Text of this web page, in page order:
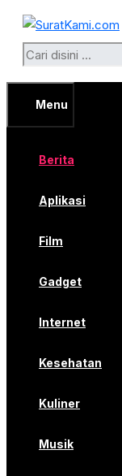
Langsung
Search
Menu
Berita
Aplikasi
Film
Gadget
Internet
Kesehatan
Kuliner
Musik